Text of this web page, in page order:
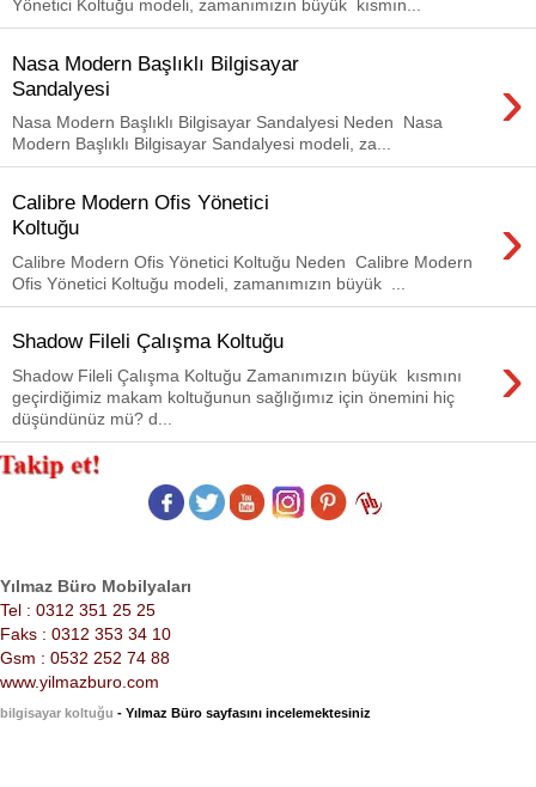
Yönetici Koltuğu modeli, zamanımızın büyük kısmın...
Nasa Modern Başlıklı Bilgisayar
Sandalyesi
›
Nasa Modern Başlıklı Bilgisayar Sandalyesi Neden Nasa
Modern Başlıklı Bilgisayar Sandalyesi modeli, za...
Calibre Modern Ofis Yönetici
Koltuğu
›
Calibre Modern Ofis Yönetici Koltuğu Neden Calibre Modern
Ofis Yönetici Koltuğu modeli, zamanımızın büyük ...
Shadow Fileli Çalışma Koltuğu ›
Shadow Fileli Çalışma Koltuğu Zamanımızın büyük kısmını
geçirdiğimiz makam koltuğunun sağlığımız için önemini hiç
düşündünüz mü? d...
Yılmaz Büro Mobilyaları
Tel : 0312 351 25 25
Faks : 0312 353 34 10
Gsm : 0532 252 74 88
www.yilmazburo.com
bilgisayar koltuğu - Yılmaz Büro sayfasını incelemektesiniz